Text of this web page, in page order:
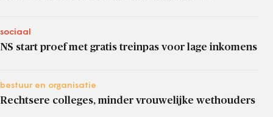
sociaal
NS start proef met gratis treinpas voor lage inkomens
bestuur en organisatie
Rechtsere colleges, minder vrouwelijke wethouders